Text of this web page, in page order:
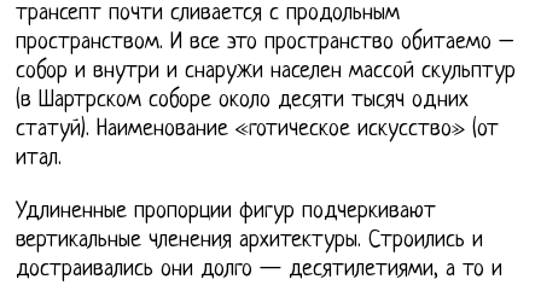
трансепт почти сливается с продольным
пространством. И все это пространство обитаемо –
собор и внутри и снаружи населен массой скульптур
(в Шартрском соборе около десяти тысяч одних
статуй). Наименование «готическое искусство» (от
итал.
Удлиненные пропорции фигур подчеркивают
вертикальные членения архитектуры. Строились и
достраивались они долго — десятилетиями, а то и